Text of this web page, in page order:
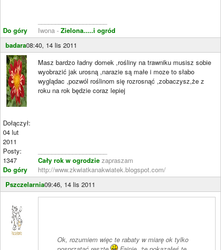
Do góry
Iwona - Zielona.....i ogród
badara08:40, 14 lis 2011
Dołączył:
04 lut
2011
Posty:
1347
Do góry
Masz bardzo ładny domek ,rośliny na trawniku musisz sobie
wyobrazić jak urosną ,narazie są małe i moze to słabo
wyglądac ,pozwól roślinom się rozrosnąć ,zobaczysz,że z
roku na rok będzie coraz lepiej
Cały rok w ogrodzie zapraszam
http://www.zkwiatkanakwiatek.blogspot.com/
Pszczelarnia09:46, 14 lis 2011
Ok, rozumiem więc te rabaty w miarę ok tylko